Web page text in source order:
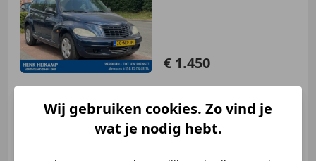
€ 1.450
08/2003 198.146 km Benzine 85 kW (116 PK)
Wij gebruiken cookies. Zo vind je
wat je nodig hebt.